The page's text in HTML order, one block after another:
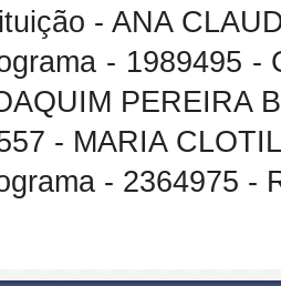
- ANA
- 1989495 -
PEREIRA
- MARIA
- 2364975 -